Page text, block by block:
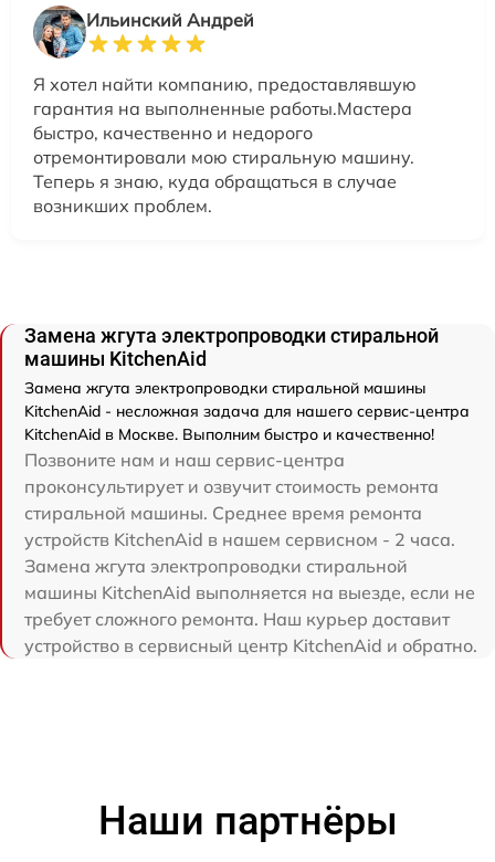
Ильинский Андрей
Я хотел найти компанию, предоставлявшую
гарантия на выполненные работы.Мастера
быстро, качественно и недорого
отремонтировали мою стиральную машину.
Теперь я знаю, куда обращаться в случае
возникших проблем.
Замена жгута электропроводки стиральной
машины KitchenAid
Замена жгута электропроводки стиральной машины
KitchenAid - несложная задача для нашего сервис-центра
KitchenAid в Москве. Выполним быстро и качественно!
Позвоните нам и наш сервис-центра
проконсультирует и озвучит стоимость ремонта
стиральной машины. Среднее время ремонта
устройств KitchenAid в нашем сервисном - 2 часа.
Замена жгута электропроводки стиральной
машины KitchenAid выполняется на выезде, если не
требует сложного ремонта. Наш курьер доставит
устройство в сервисный центр KitchenAid и обратно.
Наши партнёры